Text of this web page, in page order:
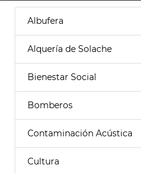
Albufera
Alquería de Solache
Bienestar Social
Bomberos
Contaminación Acústica
Cultura